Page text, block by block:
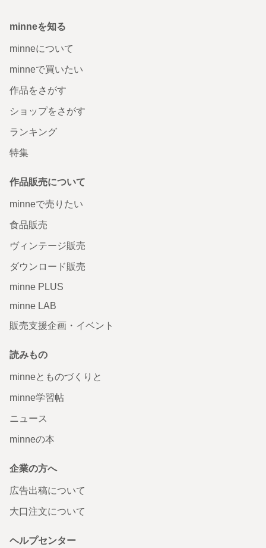
minneを知る
minneについて
minneで買いたい
作品をさがす
ショップをさがす
ランキング
特集
作品販売について
minneで売りたい
食品販売
ヴィンテージ販売
ダウンロード販売
minne PLUS
minne LAB
販売支援企画・イベント
読みもの
minneとものづくりと
minne学習帖
ニュース
minneの本
企業の方へ
広告出稿について
大口注文について
ヘルプセンター